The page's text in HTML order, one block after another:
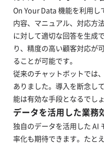
On Your Data 機能を利用
内容、マニュアル、対応方
に対して適切な回答を生成
り、精度の高い顧客対応が
ることが可能です。
従来のチャットボットでは
ありました。導入を断念し
能は有効な手段となるでしょ
データを活用した業務
独自のデータを活用した AI
率化も期待できます。たと